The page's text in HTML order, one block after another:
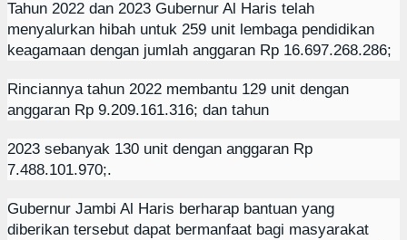
Tahun 2022 dan 2023 Gubernur Al Haris telah
menyalurkan hibah untuk 259 unit lembaga pendidikan
keagamaan dengan jumlah anggaran Rp 16.697.268.286;
Rinciannya tahun 2022 membantu 129 unit dengan
anggaran Rp 9.209.161.316; dan tahun
2023 sebanyak 130 unit dengan anggaran Rp
7.488.101.970;.
Gubernur Jambi Al Haris berharap bantuan yang
diberikan tersebut dapat bermanfaat bagi masyarakat